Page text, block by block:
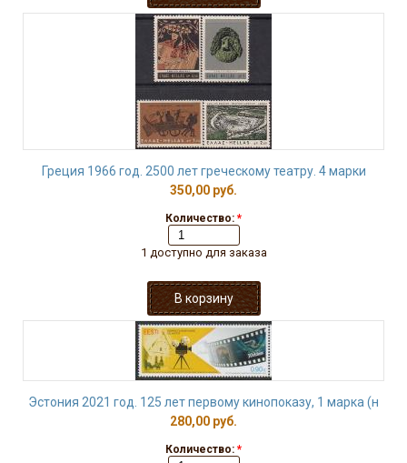
Греция 1966 год. 2500 лет греческому театру. 4 марки
350,00 руб.
Количество: *
1 доступно для заказа
Эстония 2021 год. 125 лет первому кинопоказу, 1 марка (н
280,00 руб.
Количество: *